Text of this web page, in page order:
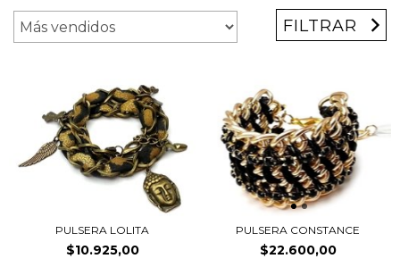
FILTRAR
PULSERA LOLITA
$10.925,00
PULSERA CONSTANCE
$22.600,00